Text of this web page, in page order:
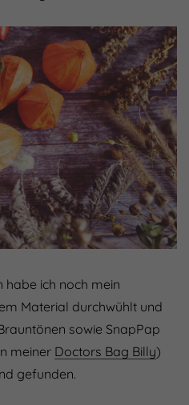
habe ich noch mein
Material durchwühlt und
sowie SnapPap
meiner Doctors Bag Billy)
gefunden.